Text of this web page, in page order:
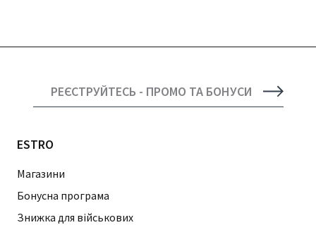
РЕЄСТРУЙТЕСЬ - ПРОМО ТА БОНУСИ
ESTRO
Магазини
Бонусна програма
Знижка для військових